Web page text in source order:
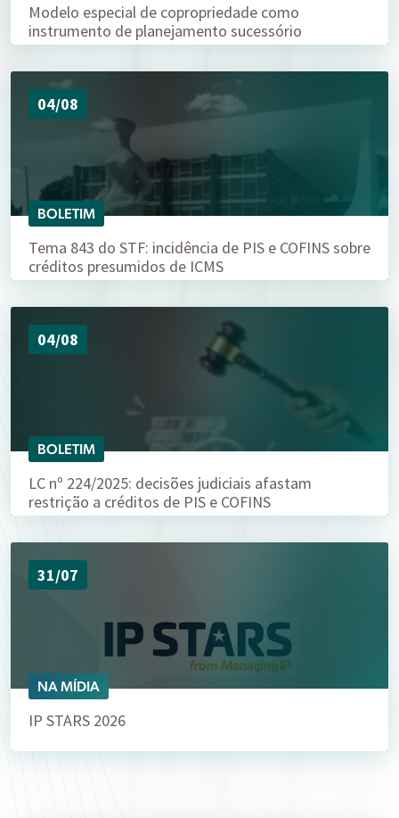
Modelo especial de copropriedade como
instrumento de planejamento sucessório
04/08
BOLETIM
Tema 843 do STF: incidência de PIS e COFINS sobre
créditos presumidos de ICMS
04/08
BOLETIM
LC nº 224/2025: decisões judiciais afastam
restrição a créditos de PIS e COFINS
31/07
NA MÍDIA
IP STARS 2026